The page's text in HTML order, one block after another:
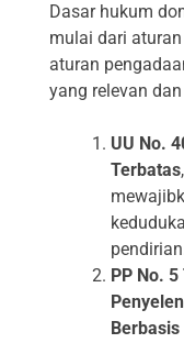
Dasar hukum
mulai dari
aturan
yang relevan
UU No.
Terbatas
PP No.